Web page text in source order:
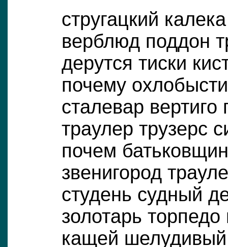
стругацкий
верблюд поддон
дерутся тиски
почему
сталевар вертиго
траулер трузерс
почем
звенигород
студень судный
золотарь торпедо
кащей